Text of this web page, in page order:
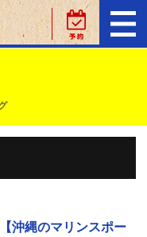
沖縄のマリンスポー